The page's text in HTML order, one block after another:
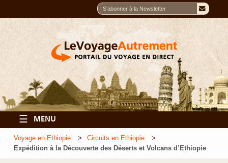
☰ MENU
Voyage en Ethiopie
Circuits en Ethiopie
Expédition à la Découverte des Déserts et Volcans d’Ethiopie